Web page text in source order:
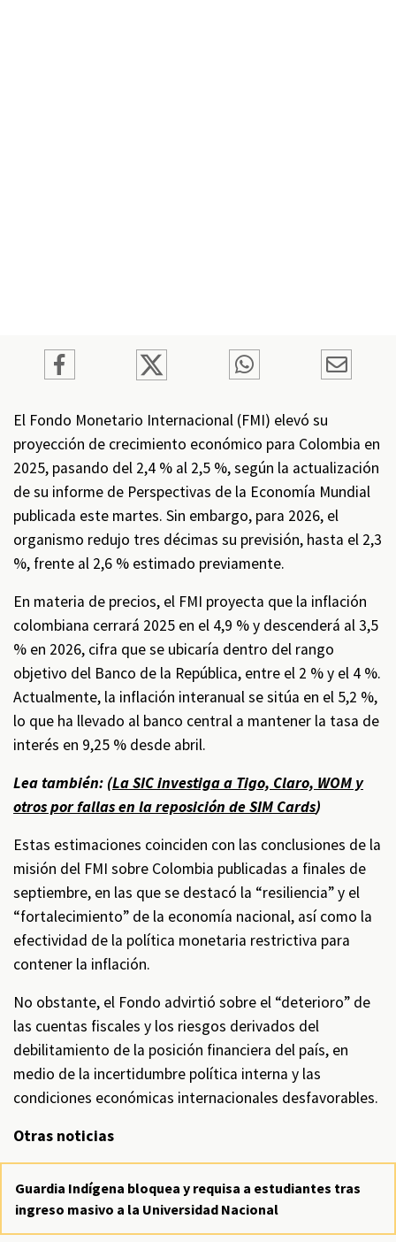
El Fondo Monetario Internacional (FMI) elevó su
proyección de crecimiento económico para Colombia en
2025, pasando del 2,4 % al 2,5 %, según la actualización
de su informe de Perspectivas de la Economía Mundial
publicada este martes. Sin embargo, para 2026, el
organismo redujo tres décimas su previsión, hasta el 2,3
%, frente al 2,6 % estimado previamente.
En materia de precios, el FMI proyecta que la inflación
colombiana cerrará 2025 en el 4,9 % y descenderá al 3,5
% en 2026, cifra que se ubicaría dentro del rango
objetivo del Banco de la República, entre el 2 % y el 4 %.
Actualmente, la inflación interanual se sitúa en el 5,2 %,
lo que ha llevado al banco central a mantener la tasa de
interés en 9,25 % desde abril.
Lea también: (La SIC investiga a Tigo, Claro, WOM y
otros por fallas en la reposición de SIM Cards)
Estas estimaciones coinciden con las conclusiones de la
misión del FMI sobre Colombia publicadas a finales de
septiembre, en las que se destacó la “resiliencia” y el
“fortalecimiento” de la economía nacional, así como la
efectividad de la política monetaria restrictiva para
contener la inflación.
No obstante, el Fondo advirtió sobre el “deterioro” de
las cuentas fiscales y los riesgos derivados del
debilitamiento de la posición financiera del país, en
medio de la incertidumbre política interna y las
condiciones económicas internacionales desfavorables.
Otras noticias
Guardia Indígena bloquea y requisa a estudiantes tras
ingreso masivo a la Universidad Nacional